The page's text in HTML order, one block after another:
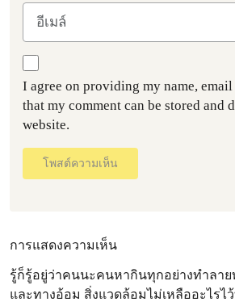
I agree on providing my name, email
that my comment can be stored and
website.
โพสต์ความเห็น
การแสดงความเห็น
รู้ก็รู้อยู่ว่าคนนะคนหากินทุกอย่างทำลาย
และทางอ้อม สิ่งแวดล้อมไม่เหลืออะไร